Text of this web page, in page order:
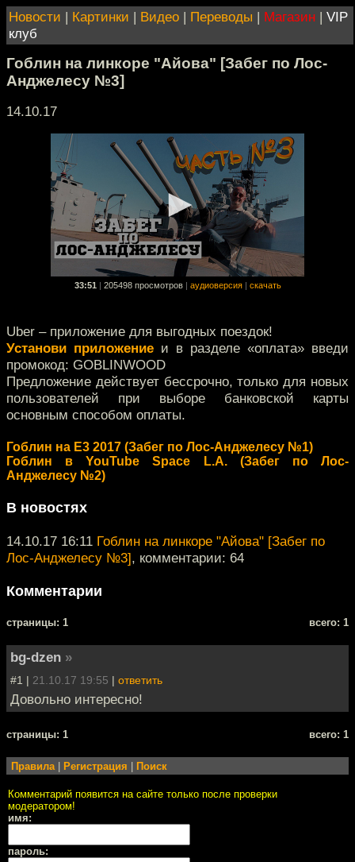
Новости | Картинки | Видео | Переводы | Магазин | VIP
клуб
Гоблин на линкоре "Айова" [Забег по Лос-
Анджелесу №3]
14.10.17
33:51 205498 просмотров аудиоверсия скачать
Uber – приложение для выгодных поездок!
Установи приложение и в разделе «оплата» введи
промокод: GOBLINWOOD
Предложение действует бессрочно, только для новых
пользователей при выборе банковской карты
основным способом оплаты.
Гоблин на Е3 2017 (Забег по Лос-Анджелесу №1)
Гоблин в YouTube Space L.A. (Забег по Лос-
Анджелесу №2)
В новостях
14.10.17 16:11 Гоблин на линкоре "Айова" [Забег по
Лос-Анджелесу №3], комментарии: 64
Комментарии
cтраницы: 1 всего: 1
bg-dzen »
#1 | 21.10.17 19:55 | ответить
Довольно интересно!
cтраницы: 1 всего: 1
Правила| Регистрация Поиск
Комментарий появится на сайте только после проверки
модератором!
имя:
пароль: